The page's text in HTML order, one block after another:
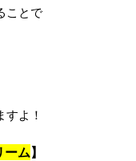
ことで
よ！
ーム】